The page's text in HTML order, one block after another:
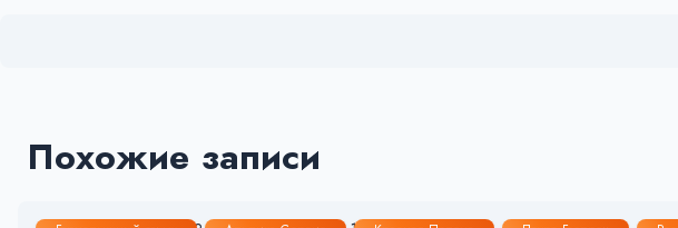
Похожие записи